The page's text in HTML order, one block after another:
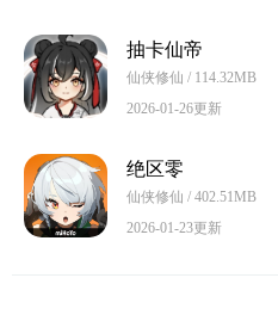
抽卡仙帝
仙侠修仙 / 114.32MB
2026-01-26更新
绝区零
仙侠修仙 / 402.51MB
2026-01-23更新